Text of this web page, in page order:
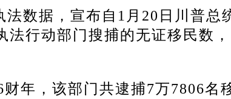
数据，宣布自1月20日川普总
行动部门搜捕的无证移民数
年，该部门共逮捕7万7806名